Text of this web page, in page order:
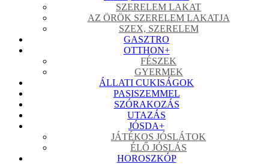
SZERELEM LAKAT
AZ ÖRÖK SZERELEM LAKATJA
SZEX, SZERELEM
GASZTRO
OTTHON+
FÉSZEK
GYERMEK
ÁLLATI CUKISÁGOK
PASISZEMMEL
SZÓRAKOZÁS
UTAZÁS
JÓSDA+
JÁTÉKOS JÓSLÁTOK
ÉLŐ JÓSLÁS
HOROSZKÓP